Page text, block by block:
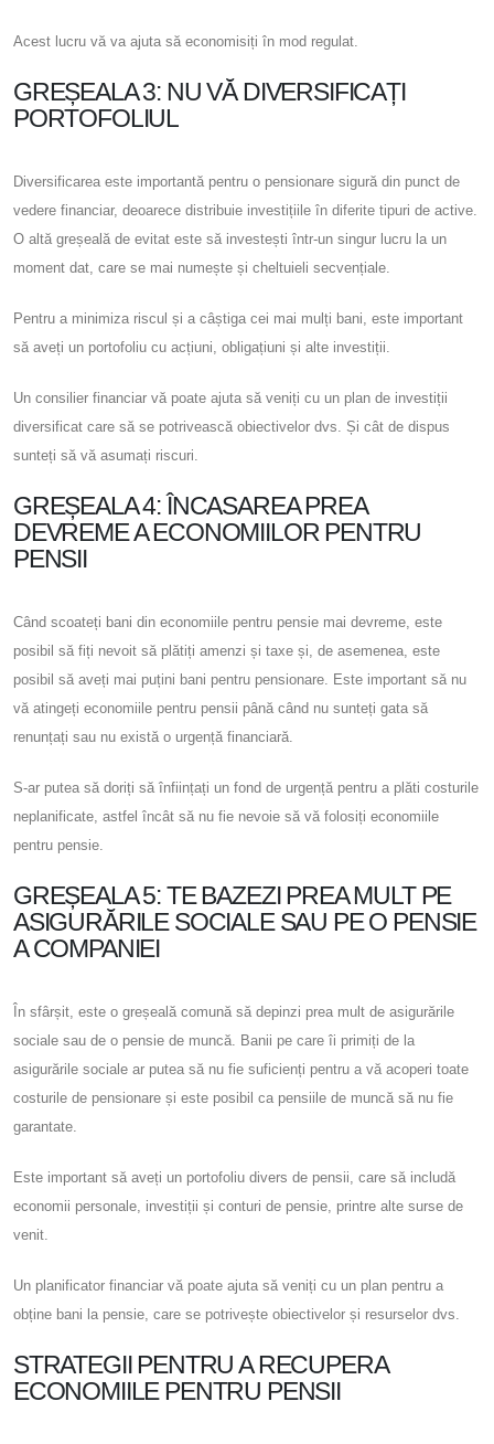
Acest lucru vă va ajuta să economisiți în mod regulat.
GREȘEALA 3: NU VĂ DIVERSIFICAȚI
PORTOFOLIUL
Diversificarea este importantă pentru o pensionare sigură din punct de
vedere financiar, deoarece distribuie investițiile în diferite tipuri de active.
O altă greșeală de evitat este să investești într-un singur lucru la un
moment dat, care se mai numește și cheltuieli secvențiale.
Pentru a minimiza riscul și a câștiga cei mai mulți bani, este important
să aveți un portofoliu cu acțiuni, obligațiuni și alte investiții.
Un consilier financiar vă poate ajuta să veniți cu un plan de investiții
diversificat care să se potrivească obiectivelor dvs. Și cât de dispus
sunteți să vă asumați riscuri.
GREȘEALA 4: ÎNCASAREA PREA
DEVREME A ECONOMIILOR PENTRU
PENSII
Când scoateți bani din economiile pentru pensie mai devreme, este
posibil să fiți nevoit să plătiți amenzi și taxe și, de asemenea, este
posibil să aveți mai puțini bani pentru pensionare. Este important să nu
vă atingeți economiile pentru pensii până când nu sunteți gata să
renunțați sau nu există o urgență financiară.
S-ar putea să doriți să înființați un fond de urgență pentru a plăti costurile
neplanificate, astfel încât să nu fie nevoie să vă folosiți economiile
pentru pensie.
GREȘEALA 5: TE BAZEZI PREA MULT PE
ASIGURĂRILE SOCIALE SAU PE O PENSIE
A COMPANIEI
În sfârșit, este o greșeală comună să depinzi prea mult de asigurările
sociale sau de o pensie de muncă. Banii pe care îi primiți de la
asigurările sociale ar putea să nu fie suficienți pentru a vă acoperi toate
costurile de pensionare și este posibil ca pensiile de muncă să nu fie
garantate.
Este important să aveți un portofoliu divers de pensii, care să includă
economii personale, investiții și conturi de pensie, printre alte surse de
venit.
Un planificator financiar vă poate ajuta să veniți cu un plan pentru a
obține bani la pensie, care se potrivește obiectivelor și resurselor dvs.
STRATEGII PENTRU A RECUPERA
ECONOMIILE PENTRU PENSII